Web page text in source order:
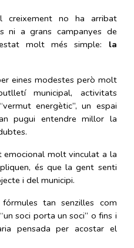
creixement no ha arribat
ni a grans campanyes de
molt més simple: la
eines modestes però molt
municipal, activitats
energètic”, un espai
pugui entendre millor la
molt vinculat a la
és que la gent senti
i del municipi.
tan senzilles com
soci porta un soci” o fins i
pensada per acostar el